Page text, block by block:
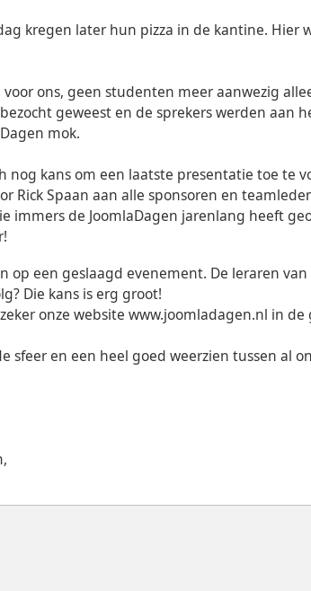
kregen later hun pizza in de kantine. Hier
ons, geen studenten meer aanwezig
geweest en de sprekers werden aan
mok.
nog kans om een laatste presentatie toe te
Rick Spaan aan alle sponsoren en
immers de JoomlaDagen jarenlang heeft
een geslaagd evenement. De leraren van
Die kans is erg groot!
onze website www.joomladagen.nl in de
sfeer en een heel goed weerzien tussen al